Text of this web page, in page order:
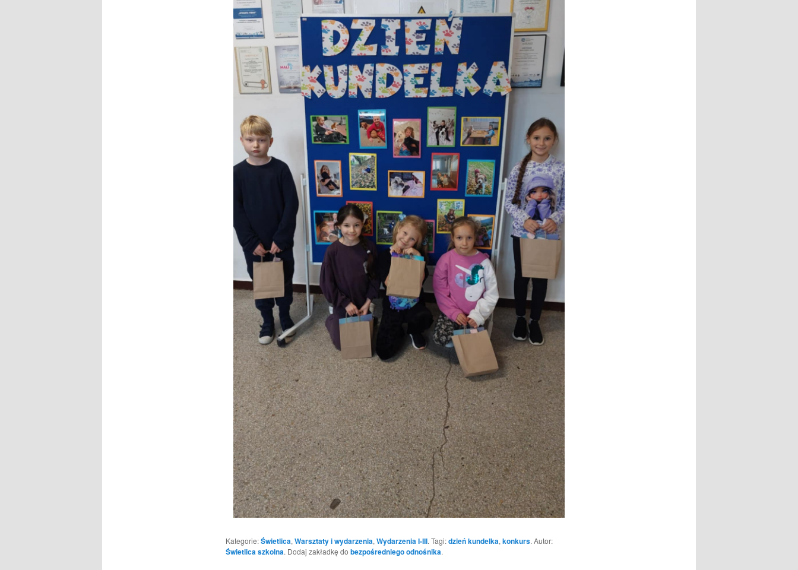
Kategorie:Świetlica, Warsztaty i wydarzenia, Wydarzenia I-III. Tagi:dzień kundelka, konkurs. Autor:
Świetlica szkolna. Dodaj zakładkę do bezpośredniego odnośnika.